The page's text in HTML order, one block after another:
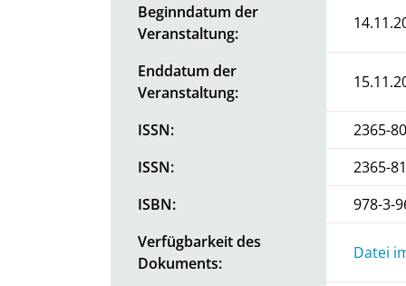
Beginndatum der
Veranstaltung:
Enddatum der
Veranstaltung:
ISSN:
2365-
ISSN:
2365-
ISBN:
978-3-
Verfügbarkeit des
Dokuments:
Datei